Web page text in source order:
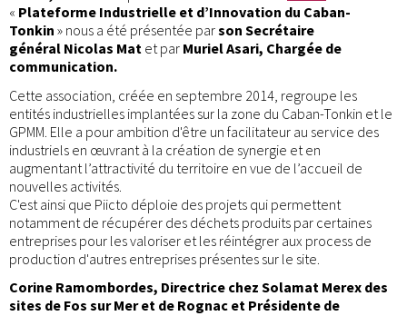
« Plateforme Industrielle et d’Innovation du Caban-
Tonkin » nous a été présentée parson Secrétaire
général Nicolas Mat et par Muriel Asari, Chargée de
communication.
Cette association, créée en septembre 2014, regroupe les
entités industrielles implantées sur la zone du Caban-Tonkin et le
GPMM. Elle a pour ambition d'être un facilitateur au service des
industriels en œuvrant à la création de synergie et en
augmentant l’attractivité du territoire en vue de l’accueil de
nouvelles activités.
C'est ainsi que Piicto déploie des projets qui permettent
notamment de récupérer des déchets produits par certaines
entreprises pour les valoriser et les réintégrer aux process de
production d'autres entreprises présentes sur le site.
Corine Ramombordes, Directrice chez Solamat Merex des
sites de Fos sur Mer et de Rognac et Présidente de